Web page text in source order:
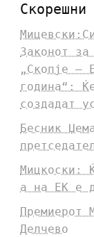
Скорешни
Законот за
„Скопје –
година“:
создадат
Бесник
Мицкоски:
а на ЕК е
Премиерот
Делчево